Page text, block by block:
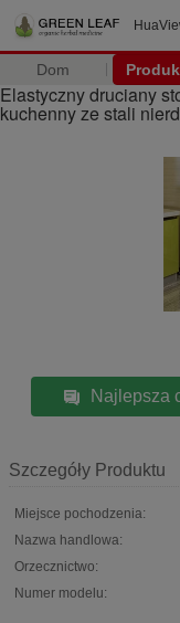
Dom
Elastyczny druciany
kuchenny ze stali
Najlepsza
Szczegóły Produktu
Miejsce pochodzenia:
Nazwa handlowa:
Orzecznictwo:
Numer modelu: